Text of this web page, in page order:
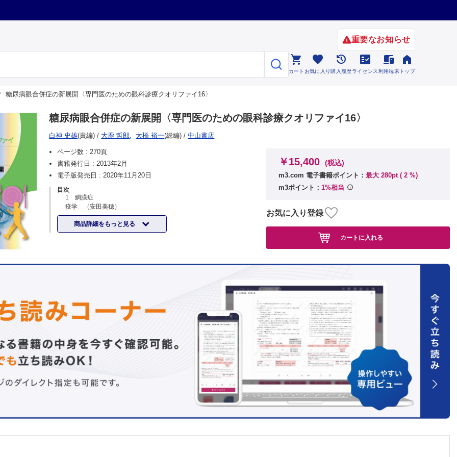
重要なお知らせ

カート

お気に入り

購入履歴

ライセンス

利用端末

トップ
糖尿病眼合併症の新展開〈専門医のための眼科診療クオリファイ16〉
糖尿病眼合併症の新展開〈専門医のための眼科診療クオリファイ16〉
白神 史雄(責編) / 大鹿 哲郎, 大橋 裕一(総編) /中山書店
ページ数 :270頁
書籍発行日 :2013年2月
電子版発売日 :2020年11月20日
目次
1 網膜症
疫学 （安田美穂）
CQ 中途失明の原因疾患として，糖尿病網膜症の位置づけについ
て教えてください （安田美穂）
糖尿病網膜症／病態と病理 （宮崎勝徳）
非増殖糖尿病網膜症の治療／内科的治療 （藤原真子，松原修司）
て教えてください （丸子一朗）
非増殖糖尿病網膜症の治療／眼科治療 （石﨑英介）
増殖糖尿病網膜症の治療／汎網膜光凝固の適応 （戸田淳子，加
増殖糖尿病網膜症の治療／汎網膜光凝固の実際 （志村雅彦）
CQ 最新のパターンスキャンレーザーの利点について教えてくだ
さい （野本浩之）
増殖糖尿病網膜症の治療／硝子体手術の適応 （岡野内俊雄）
増殖糖尿病網膜症の治療／硝子体手術の方法 （國方彦志）
増殖糖尿病網膜症の治療／硝子体手術の治療と予後 （井上 真）
CQ 網膜症におけるベバシズマブ投与の実際について教えてくだ
EV ETDRSのまとめ （佐藤幸裕）
黄斑症の治療／薬物治療 （安川 力）
商品詳細をもっと見る
￥15,400 (税込)
m3.com 電子書籍ポイント： 最大 280pt ( 2 %)
m3ポイント： 1%相当
お気に入り登録
カートに入れる